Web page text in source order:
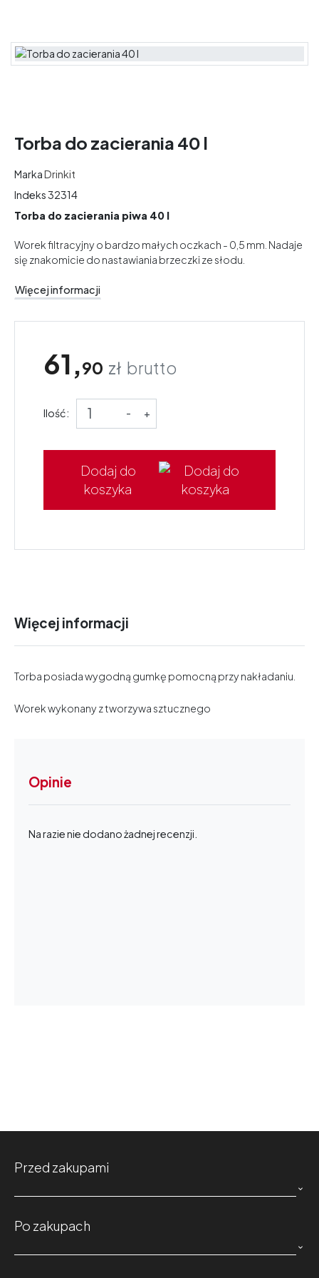
Torba do zacierania 40 l
MarkaDrinkit
Indeks32314
Torba do zacierania piwa 40 l
Worek filtracyjny o bardzo małych oczkach - 0,5 mm. Nadaje
się znakomicie do nastawiania brzeczki ze słodu.
Więcej informacji
61,90 zł brutto
Ilość: - +
Dodaj do
koszyka
Więcej informacji
Torba posiada wygodną gumkę pomocną przy nakładaniu.
Worek wykonany z tworzywa sztucznego
Opinie
Na razie nie dodano żadnej recenzji.
Przed zakupami

Po zakupach
